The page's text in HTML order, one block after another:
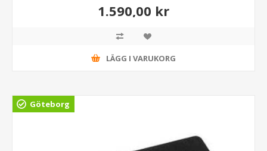
1.590,00 kr
LÄGG I VARUKORG
Göteborg